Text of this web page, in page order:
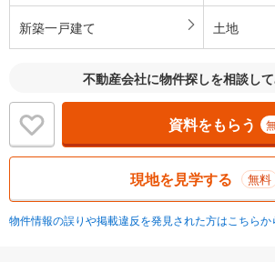
新築一戸建て 土地
不動産会社に物件探しを相談して
資料をもらう
現地を見学する 無料
物件情報の誤りや掲載違反を発見された方はこちらか